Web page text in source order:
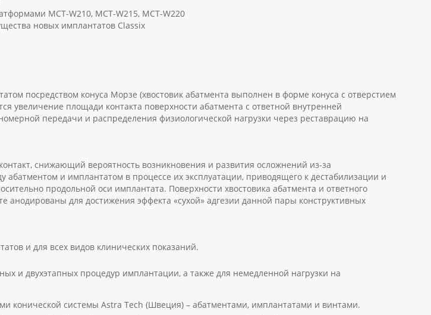
MCT-W210, MCT-W215, MCT-W220
новых имплантатов Classix
посредством конуса Морзе (хвостовик абатмента выполнен в форме конуса с отверстием
увеличение площади контакта поверхности абатмента с ответной внутренней
передачи и распределения физиологической нагрузки через реставрацию на
снижающий вероятность возникновения и развития осложнений из-за
абатментом и имплантатом в процессе их эксплуатации, приводящего к дестабилизации и
продольной оси имплантата. Поверхности хвостовика абатмента и ответного
анодированы для достижения эффекта «сухой» адгезии данной пары конструктивных
и для всех видов клинических показаний.
и двухэтапных процедур имплантации, а также для немедленной нагрузки на
конической системы Astra Tech (Швеция) – абатментами, имплантатами и винтами.